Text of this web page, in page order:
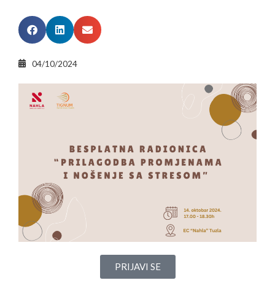
04/10/2024
PRIJAVI SE